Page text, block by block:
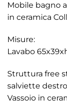
Mobile bagno
in ceramica
Misure:
Lavabo
Struttura free
salviette
Vassoio in